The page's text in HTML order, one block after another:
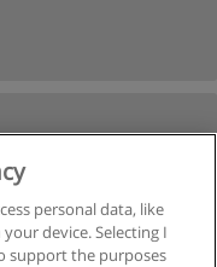
personal data, like
device. Selecting I
support the purposes